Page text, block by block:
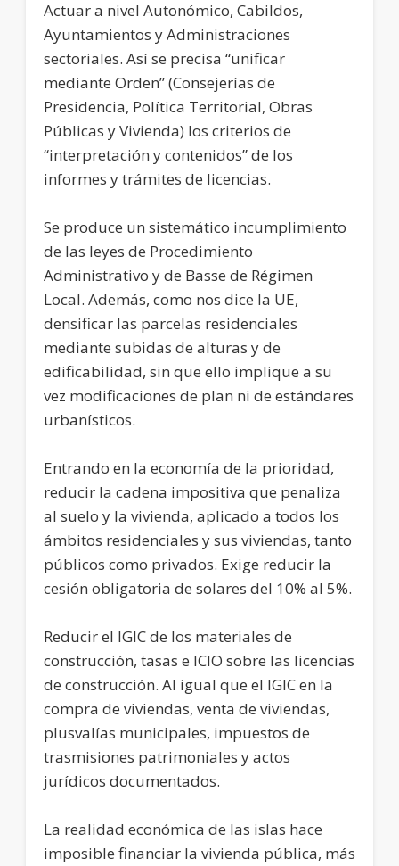
Actuar a nivel Autonómico, Cabildos,
Ayuntamientos y Administraciones
sectoriales. Así se precisa “unificar
mediante Orden” (Consejerías de
Presidencia, Política Territorial, Obras
Públicas y Vivienda) los criterios de
“interpretación y contenidos” de los
informes y trámites de licencias.
Se produce un sistemático incumplimiento
de las leyes de Procedimiento
Administrativo y de Basse de Régimen
Local. Además, como nos dice la UE,
densificar las parcelas residenciales
mediante subidas de alturas y de
edificabilidad, sin que ello implique a su
vez modificaciones de plan ni de estándares
urbanísticos.
Entrando en la economía de la prioridad,
reducir la cadena impositiva que penaliza
al suelo y la vivienda, aplicado a todos los
ámbitos residenciales y sus viviendas, tanto
públicos como privados. Exige reducir la
cesión obligatoria de solares del 10% al 5%.
Reducir el IGIC de los materiales de
construcción, tasas e ICIO sobre las licencias
de construcción. Al igual que el IGIC en la
compra de viviendas, venta de viviendas,
plusvalías municipales, impuestos de
trasmisiones patrimoniales y actos
jurídicos documentados.
La realidad económica de las islas hace
imposible financiar la vivienda pública, más